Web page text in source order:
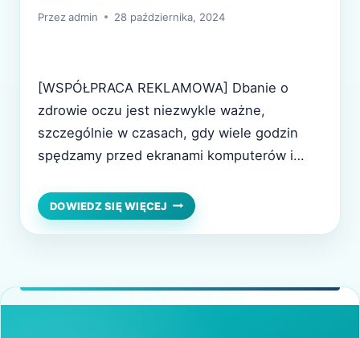
Przezadmin 28 października, 2024
[WSPÓŁPRACA REKLAMOWA] Dbanie o
zdrowie oczu jest niezwykle ważne,
szczególnie w czasach, gdy wiele godzin
spędzamy przed ekranami komputerów i
podstawowym dylematem pozostaje wybór:
okulary czy soczewki kontaktowe? Oba
stylu życia, wygody i indywidualnych
DOWIEDZ SIĘ WIĘCEJ OKULARY
CZY
SOCZEWKI